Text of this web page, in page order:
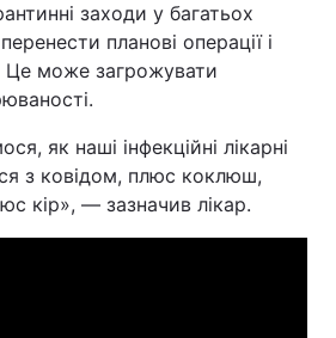
заходи у багатьох
планові операції і
Це може загрожувати
як наші інфекційні лікарні
з ковідом, плюс коклюш,
кір», — зазначив лікар.